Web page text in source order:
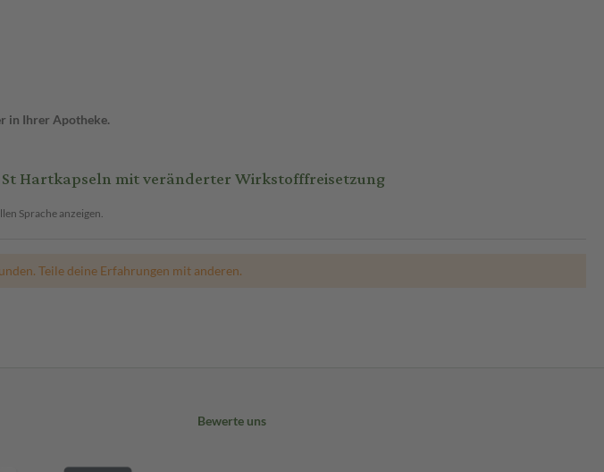
in Ihrer Apotheke.
Hartkapseln mit veränderter Wirkstofffreisetzung
Sprache anzeigen.
Teile deine Erfahrungen mit anderen.
Bewerte uns